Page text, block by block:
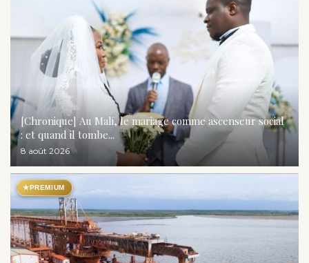
[Chronique] Au Mali, le mariage comme ascenseur social
: et quand il tombe...
8 août 2026
★PREMIUM